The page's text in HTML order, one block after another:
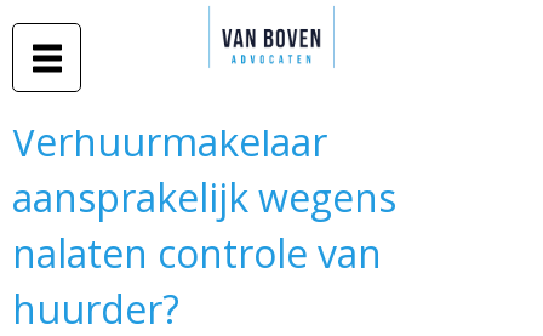
en naar
de inhoud
Van Boven
advocaten
Middelburg
-
Amsterdam
advies in
begrijpelijke
taal
Verhuurmakelaar
aansprakelijk wegens
nalaten controle van
huurder?
Verhuurmakelaar
aansprakelijk wegens
nalaten controle van
huurder?